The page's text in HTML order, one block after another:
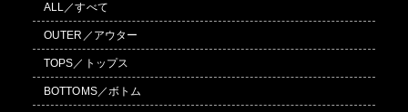
ALL／すべて
OUTER／アウター
TOPS／トップス
BOTTOMS／ボトム